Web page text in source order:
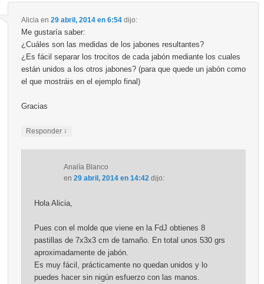
Aliciaen 29 abril, 2014 en 6:54 dijo:
Me gustaría saber:
¿Cuáles son las medidas de los jabones resultantes?
¿Es fácil separar los trocitos de cada jabón mediante los cuales
están unidos a los otros jabones? (para que quede un jabón como
el que mostráis en el ejemplo final)
Gracias
Responder ↓
Analía Blanco
en 29 abril, 2014 en 14:42 dijo:
Hola Alicia,
Pues con el molde que viene en la FdJ obtienes 8
pastillas de 7x3x3 cm de tamaño. En total unos 530 grs
aproximadamente de jabón.
Es muy fácil, prácticamente no quedan unidos y lo
puedes hacer sin nigún esfuerzo con las manos.